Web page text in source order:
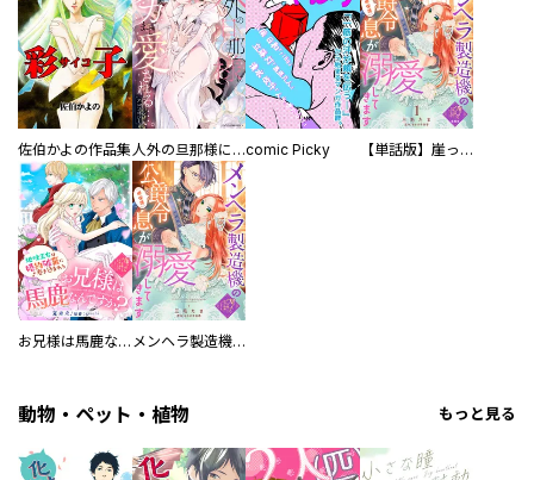
佐伯かよの作品集 人外の旦那様に娶られ毎晩ナカまで愛される…。アンソロジーcomic Picky 【単話版】崖っぷち令嬢ですが、意地と策略で幸せになります！シリーズ
お兄様は馬鹿なんですか？～地味王女は婚約破棄に巻き込まれる～ メンヘラ製造機の公爵令息（過保護）が溺愛してきます
動物・ペット・植物 もっと見る